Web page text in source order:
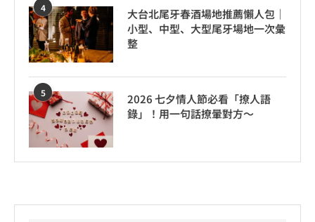
4
大台北尾牙春酒場地推薦懶人包｜
小型、中型、大型尾牙場地一次彙
整
5
2026 七夕情人節必看「撩人語
錄」！用一句話撩暈對方～